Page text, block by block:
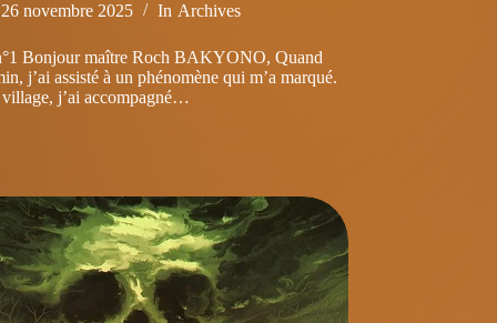
26 novembre 2025
In Archives
Bonjour maître Roch BAKYONO, Quand
j’ai assisté à un phénomène qui m’a marqué.
village, j’ai accompagné…